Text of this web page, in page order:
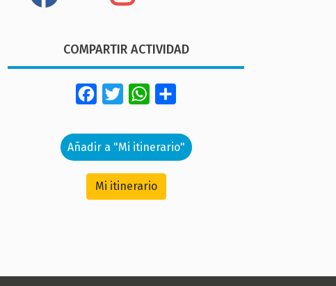
COMPARTIR ACTIVIDAD
Facebook
Twitter WhatsApp
Añadir a "Mi itinerario"
Mi itinerario